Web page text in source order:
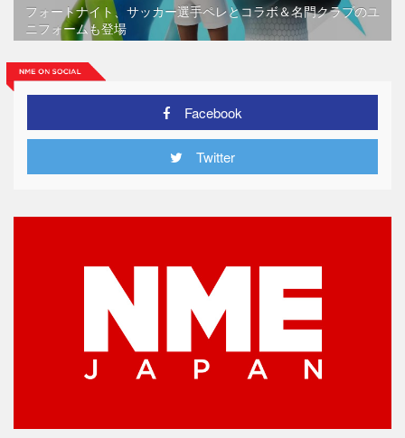
フォートナイト、サッカー選手ペレとコラボ＆名門クラブのユ
ニフォームも登場
Facebook
Twitter